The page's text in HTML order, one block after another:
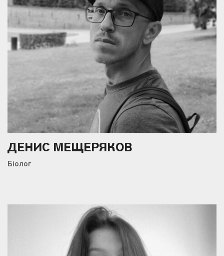
ДЕНИС МЕЩЕРЯКОВ
Біолог